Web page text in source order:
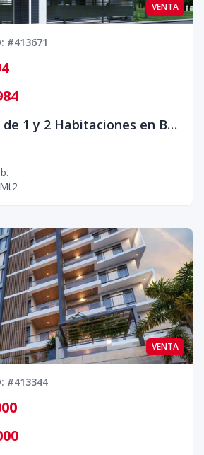
VENTA
: #413671
Apartamentos de 1 y 2 Habitaciones en Bayahíbe | Rooftop y Amenidades Exclusivas
Mt2
VENTA
: #413344